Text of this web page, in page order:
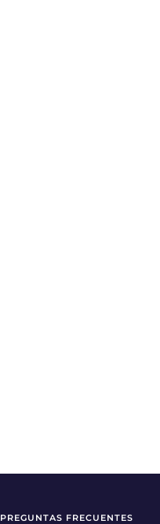
PREGUNTAS FRECUENTES